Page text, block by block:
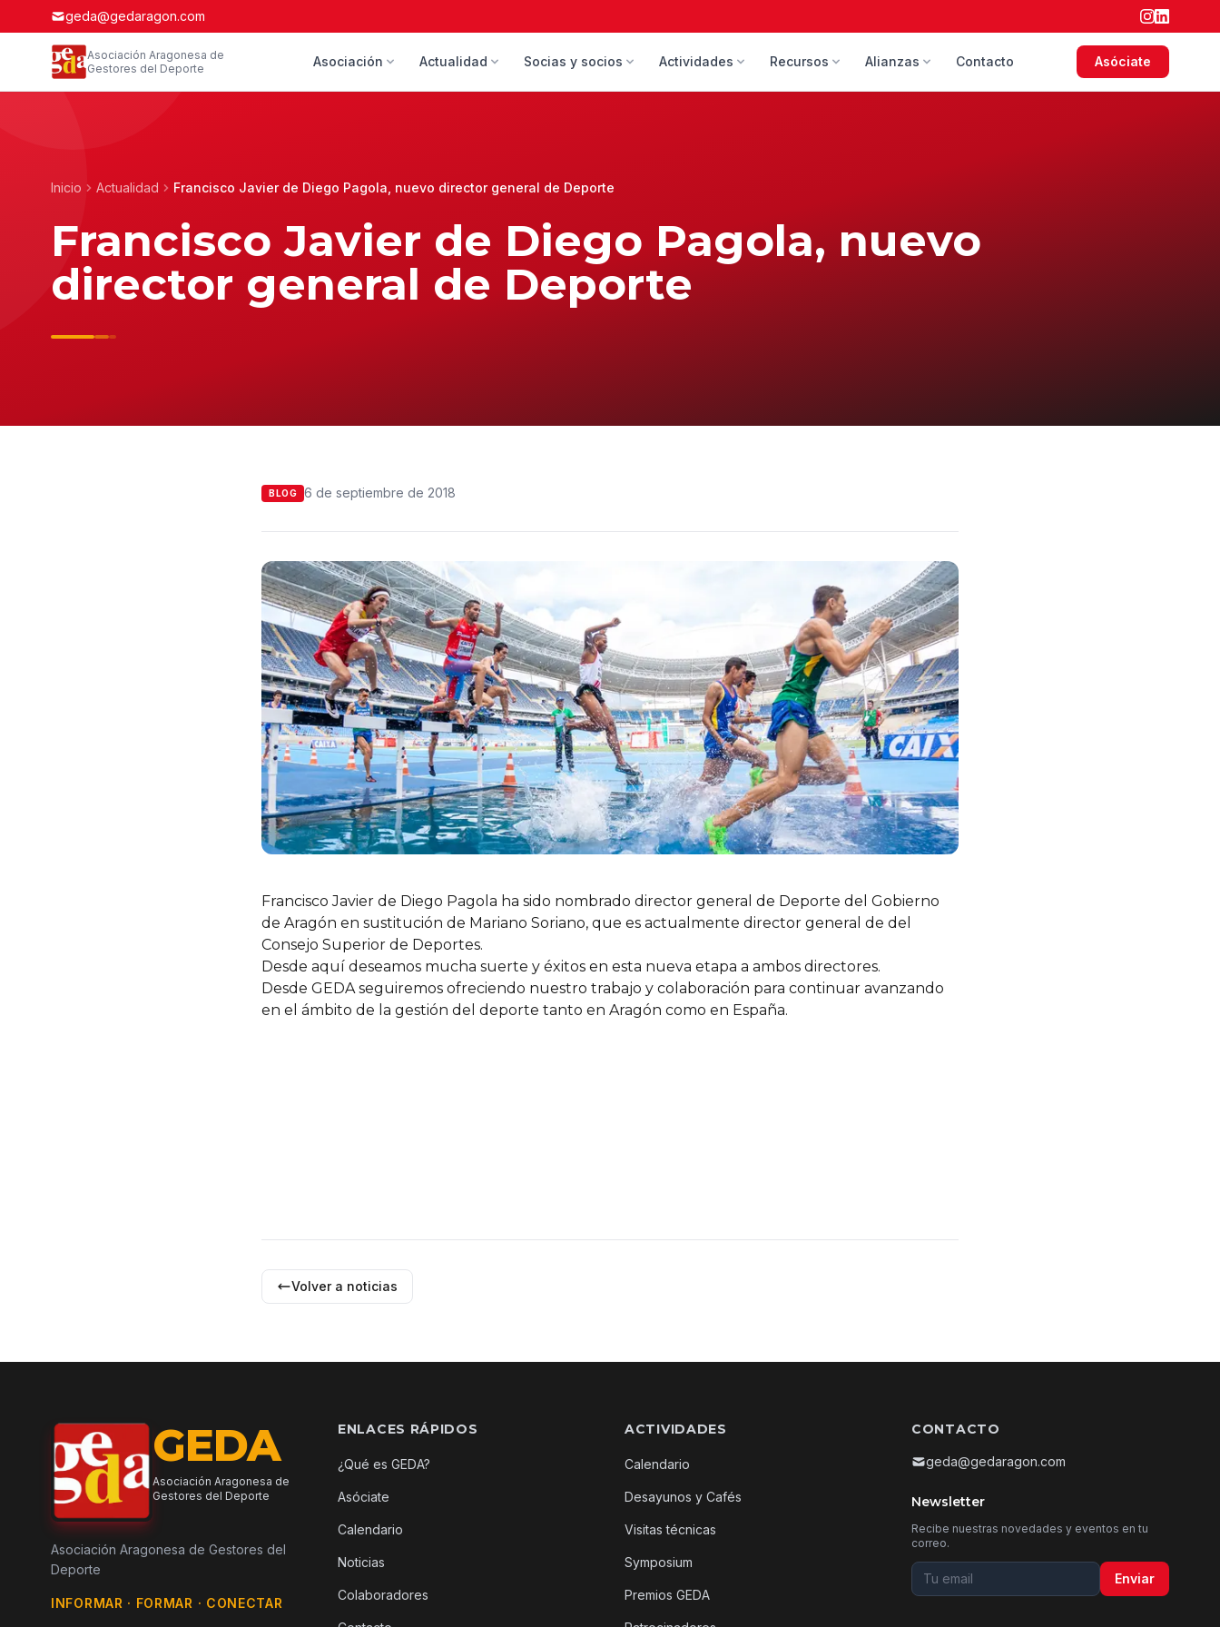
geda@gedaragon.com
Asociación Aragonesa de
Gestores del Deporte
Asociación Actualidad Socias y socios Actividades Recursos Alianzas Contacto Asóciate
Inicio Actualidad Francisco Javier de Diego Pagola, nuevo director general de Deporte
Francisco Javier de Diego Pagola, nuevo
director general de Deporte
BLOG 6 de septiembre de 2018
Francisco Javier de Diego Pagola ha sido nombrado director general de Deporte del Gobierno
de Aragón en sustitución de Mariano Soriano, que es actualmente director general de del
Consejo Superior de Deportes.
Desde aquí deseamos mucha suerte y éxitos en esta nueva etapa a ambos directores.
Desde GEDA seguiremos ofreciendo nuestro trabajo y colaboración para continuar avanzando
en el ámbito de la gestión del deporte tanto en Aragón como en España.
Volver a noticias
GEDA
Asociación Aragonesa de
Gestores del Deporte
Asociación Aragonesa de Gestores del
Deporte
INFORMAR · FORMAR · CONECTAR
ENLACES RÁPIDOS
¿Qué es GEDA?
Asóciate
Calendario
Noticias
Colaboradores
ACTIVIDADES
Calendario
Desayunos y Cafés
Visitas técnicas
Symposium
Premios GEDA
CONTACTO
geda@gedaragon.com
Newsletter
Recibe nuestras novedades y eventos en tu
correo.
Tu email para la newsletter Enviar